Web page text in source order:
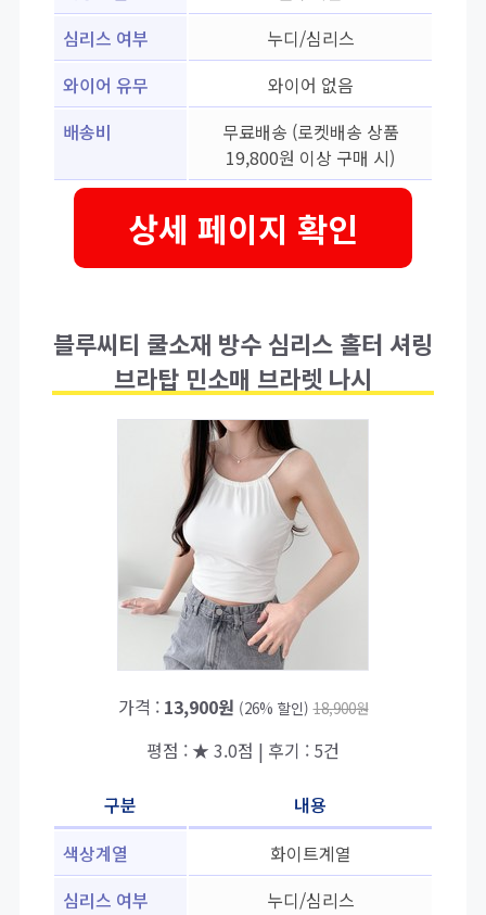
심리스 여부
누디/심리스
와이어 유무
와이어 없음
배송비
무료배송 (로켓배송 상품
19,800원 이상 구매 시)
상세 페이지 확인
블루씨티 쿨소재 방수 심리스 홀터 셔링
브라탑 민소매 브라렛 나시
가격 : 13,900원 (26% 할인) 18,900원
평점 : ★ 3.0점 | 후기 : 5건
구분
내용
색상계열
화이트계열
심리스 여부
누디/심리스